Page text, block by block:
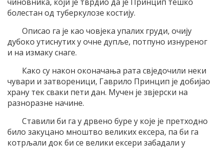
болестан од туберкулозе костију.
Описао га је као човјека упалих груди, очију
дубоко утиснутих у очне дупље, потпуно изнуреног
и на измаку снаге.
Како су након оконачања рата свједочили неки
чувари и затвореници, Гаврило Принцип је добијао
храну тек сваки пети дан. Мучен је звјерски на
разноразне начине.
Ставили би га у дрвено буре у које је претходно
било закуцано мноштво великих ексера, па би га
котрљали док би се велики ексери забадали у